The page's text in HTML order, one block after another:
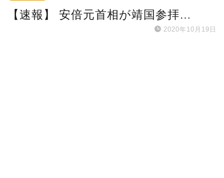
【速報】 安倍元首相が靖国参拝…
2020年10月19日